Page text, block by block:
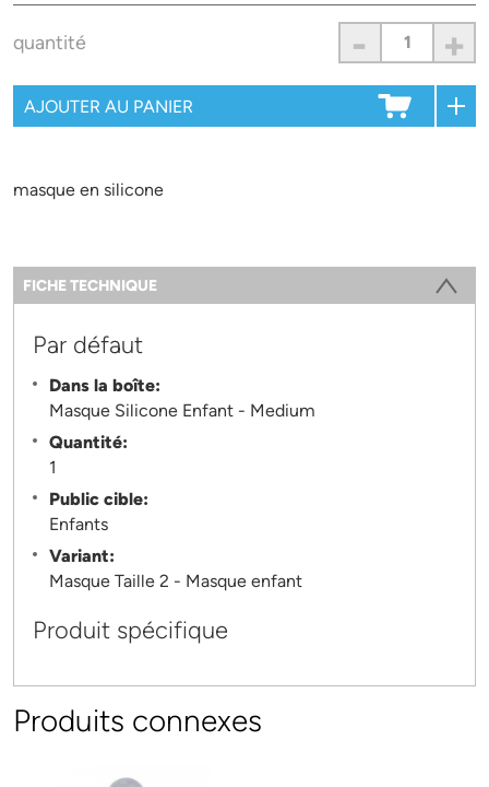
quantité - +
masque en silicone
Information
FICHE TECHNIQUE
Par défaut
Dans la boîte:
Masque Silicone Enfant - Medium
Quantité:
1
Public cible:
Enfants
Variant:
Masque Taille 2 - Masque enfant
Produit spécifique
Produits connexes